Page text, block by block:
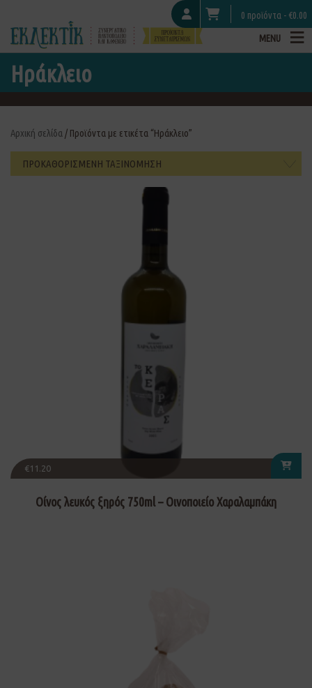
0 προϊόντα - €0.00
MENU
Ηράκλειο
Αρχική σελίδα / Προϊόντα με ετικέτα “Ηράκλειο”
€11.20
Οίνος λευκός ξηρός 750ml – Οινοποιείο Χαραλαμπάκη